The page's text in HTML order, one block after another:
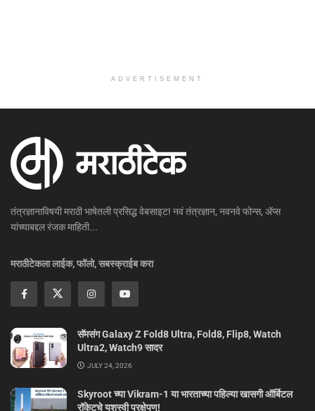
ADVERTISEMENT
तंत्रज्ञानाविषयी मराठी भाषेतली प्रसिद्ध वेबसाइट! नवं तंत्रज्ञान, नवनवे फोन्स, ॲप्स
यांच्याबद्दल रंजक माहिती...
मराठीटेकला लाईक, फॉलो, सबस्क्राईब करा
सॅमसंग Galaxy Z Fold8 Ultra, Fold8, Flip8, Watch
Ultra2, Watch9 सादर
JULY 24, 2026
Skyroot च्या Vikram-1 या भारताच्या पहिल्या खासगी ऑर्बिटल
रॉकेटचे यशस्वी प्रक्षेपण!